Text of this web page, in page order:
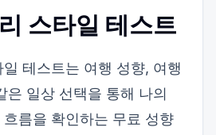
스타일 테스트
테스트는 여행 성향, 여행
은 일상 선택을 통해 나의
름을 확인하는 무료 성향